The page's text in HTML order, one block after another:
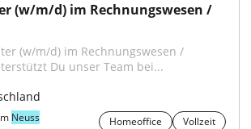
(w/m/d) im Rechnungswesen /
(w/m/d) im Rechnungswesen /
Du unser Team bei...
Neuss Homeoffice
Vollzeit